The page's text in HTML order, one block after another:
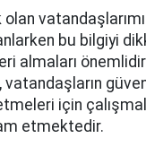
bu bilgiyi
almaları
vatandaşların
için
etmektedir.